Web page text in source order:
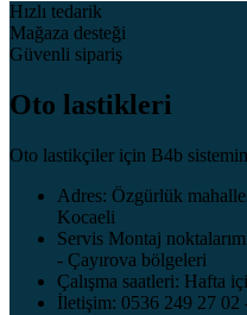
Hızlı tedarik
Mağaza desteği
Güvenli sipariş
Oto lastikleri
Oto lastikçiler için B4b
Adres: Özgürlük
Kocaeli
Servis Montaj
- Çayırova bölgeleri
Çalışma saatleri: Hafta
İletişim: 0536 249 27